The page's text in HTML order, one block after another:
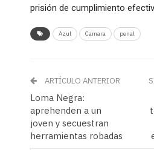
prisión de cumplimiento
Azul Camara penal
ARTÍCULO ANTERIOR
Loma Negra:
aprehenden a un
joven y secuestran
herramientas robadas